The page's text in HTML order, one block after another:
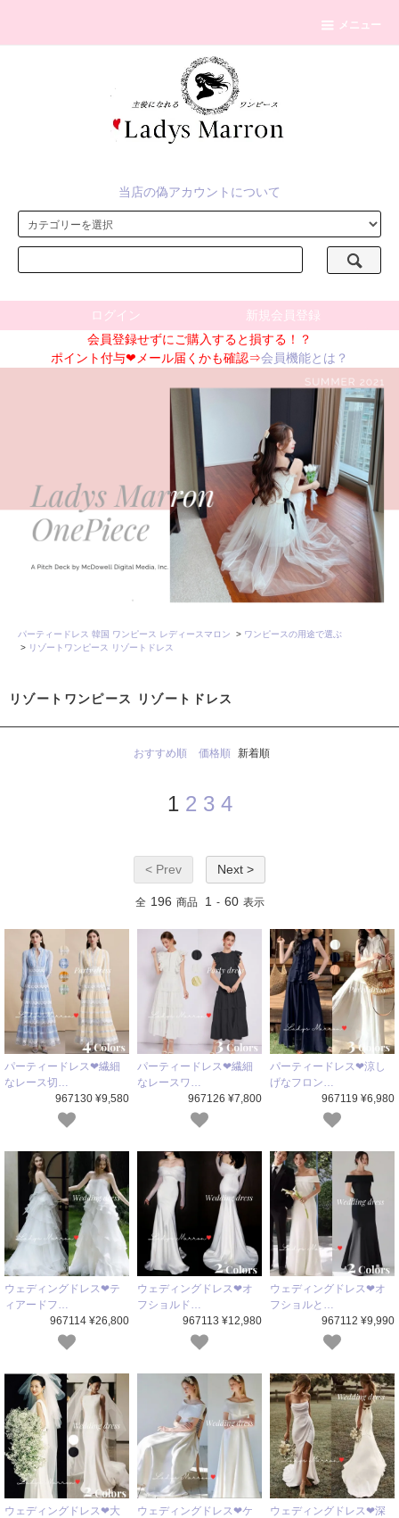
メニュー
当店の偽アカウントについて
ログイン
新規会員登録
会員登録せずにご購入すると損する！？
ポイント付与❤メール届くかも確認⇒会員機能とは？
パーティードレス 韓国 ワンピース レディースマロン > ワンピースの用途で選ぶ
> リゾートワンピース リゾートドレス
リゾートワンピース リゾートドレス
おすすめ順 価格順 新着順
1 2 3 4
< Prev Next >
全 196 商品 1 - 60 表示
パーティードレス❤繊細
なレース切…
967130 ¥9,580
パーティードレス❤繊細
なレースワ…
967126 ¥7,800
パーティードレス❤涼し
げなフロン…
967119 ¥6,980
ウェディングドレス❤テ
ィアードフ…
967114 ¥26,800
ウェディングドレス❤オ
フショルド…
967113 ¥12,980
ウェディングドレス❤オ
フショルと…
967112 ¥9,990
ウェディングドレス❤大
ウェディングドレス❤ケ
ウェディングドレス❤深